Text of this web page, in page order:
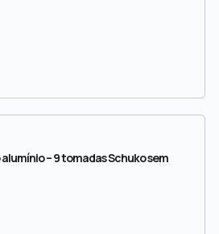
– 9 tomadas Schuko sem